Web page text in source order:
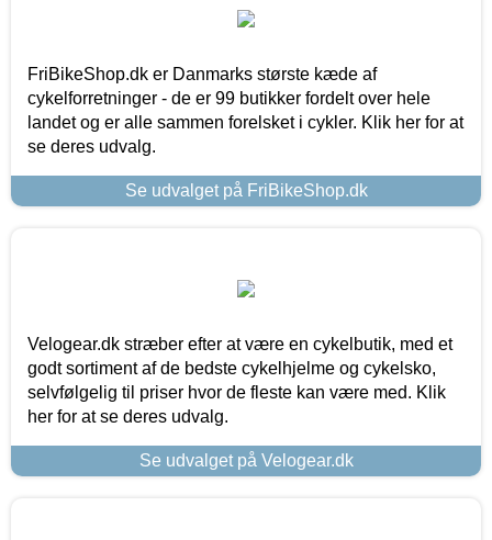
FriBikeShop.dk er Danmarks største kæde af
cykelforretninger - de er 99 butikker fordelt over hele
landet og er alle sammen forelsket i cykler. Klik her for at
se deres udvalg.
Se udvalget på FriBikeShop.dk
Velogear.dk stræber efter at være en cykelbutik, med et
godt sortiment af de bedste cykelhjelme og cykelsko,
selvfølgelig til priser hvor de fleste kan være med. Klik
her for at se deres udvalg.
Se udvalget på Velogear.dk